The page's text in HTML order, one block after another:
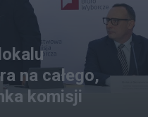
na całego,
komisji